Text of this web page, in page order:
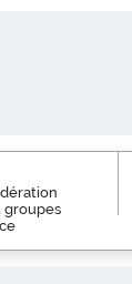
groupes